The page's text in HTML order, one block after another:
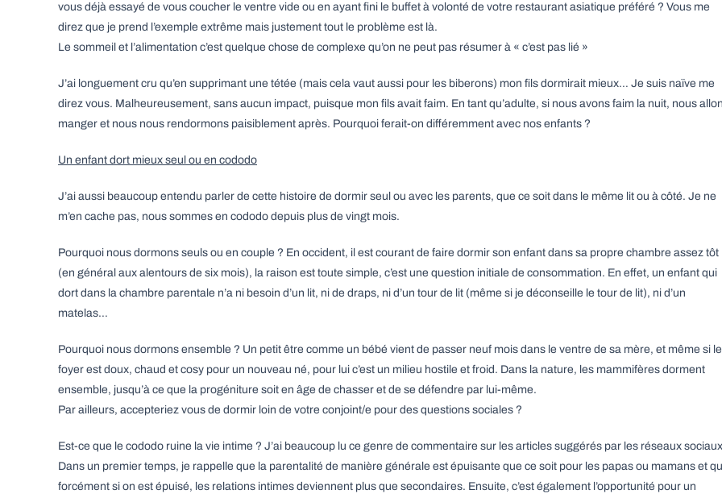
vous déjà essayé de vous coucher le ventre vide ou en ayant fini le buffet à volonté de votre restaurant asiatique préféré ? Vous me
direz que je prend l’exemple extrême mais justement tout le problème est là.
Le sommeil et l’alimentation c’est quelque chose de complexe qu’on ne peut pas résumer à « c’est pas lié »
J’ai longuement cru qu’en supprimant une tétée (mais cela vaut aussi pour les biberons) mon fils dormirait mieux… Je suis naïve me
direz vous. Malheureusement, sans aucun impact, puisque mon fils avait faim. En tant qu’adulte, si nous avons faim la nuit, nous
manger et nous nous rendormons paisiblement après. Pourquoi ferait-on différemment avec nos enfants ?
Un enfant dort mieux seul ou en cododo
J’ai aussi beaucoup entendu parler de cette histoire de dormir seul ou avec les parents, que ce soit dans le même lit ou à côté. Je ne
m’en cache pas, nous sommes en cododo depuis plus de vingt mois.
Pourquoi nous dormons seuls ou en couple ? En occident, il est courant de faire dormir son enfant dans sa propre chambre assez tôt
(en général aux alentours de six mois), la raison est toute simple, c’est une question initiale de consommation. En effet, un enfant qui
dort dans la chambre parentale n’a ni besoin d’un lit, ni de draps, ni d’un tour de lit (même si je déconseille le tour de lit), ni d’un
matelas…
Pourquoi nous dormons ensemble ? Un petit être comme un bébé vient de passer neuf mois dans le ventre de sa mère, et même si le
foyer est doux, chaud et cosy pour un nouveau né, pour lui c’est un milieu hostile et froid. Dans la nature, les mammifères dorment
ensemble, jusqu’à ce que la progéniture soit en âge de chasser et de se défendre par lui-même.
Par ailleurs, accepteriez vous de dormir loin de votre conjoint/e pour des questions sociales ?
Est-ce que le cododo ruine la vie intime ? J’ai beaucoup lu ce genre de commentaire sur les articles suggérés par les réseaux
Dans un premier temps, je rappelle que la parentalité de manière générale est épuisante que ce soit pour les papas ou mamans et
forcément si on est épuisé, les relations intimes deviennent plus que secondaires. Ensuite, c’est également l’opportunité pour un